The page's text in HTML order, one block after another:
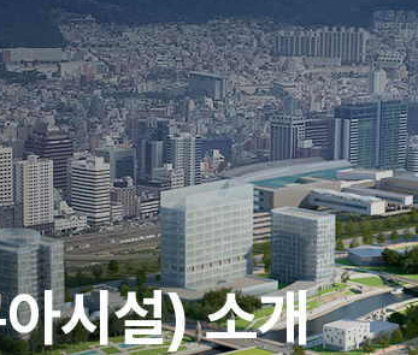
시설) 소개